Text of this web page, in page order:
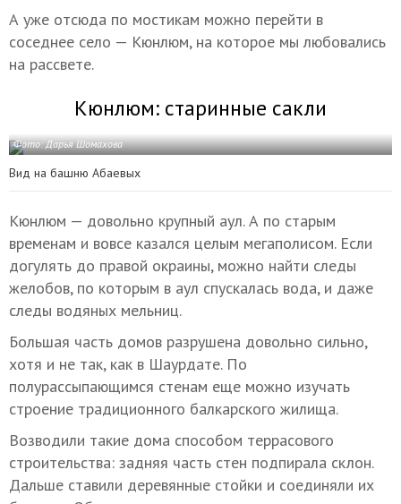
А уже отсюда по мостикам можно перейти в
соседнее село — Кюнлюм, на которое мы любовались
на рассвете.
Кюнлюм: старинные сакли
Фото: Дарья Шомахова
Вид на башню Абаевых
Кюнлюм — довольно крупный аул. А по старым
временам и вовсе казался целым мегаполисом. Если
догулять до правой окраины, можно найти следы
желобов, по которым в аул спускалась вода, и даже
следы водяных мельниц.
Большая часть домов разрушена довольно сильно,
хотя и не так, как в Шаурдате. По
полурассыпающимся стенам еще можно изучать
строение традиционного балкарского жилища.
Возводили такие дома способом террасового
строительства: задняя часть стен подпирала склон.
Дальше ставили деревянные стойки и соединяли их